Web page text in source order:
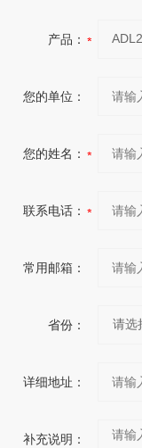
产品：
您的单位：
您的姓名：
联系电话：
常用邮箱：
省份：
详细地址：
补充说明：